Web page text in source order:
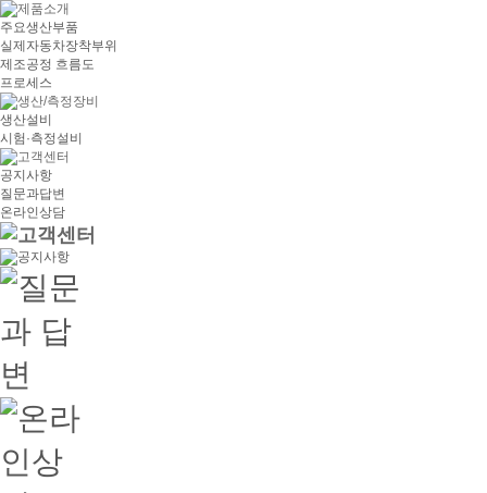
주요생산부품
실제자동차장착부위
제조공정 흐름도
프로세스
생산설비
시험·측정설비
공지사항
질문과답변
온라인상담